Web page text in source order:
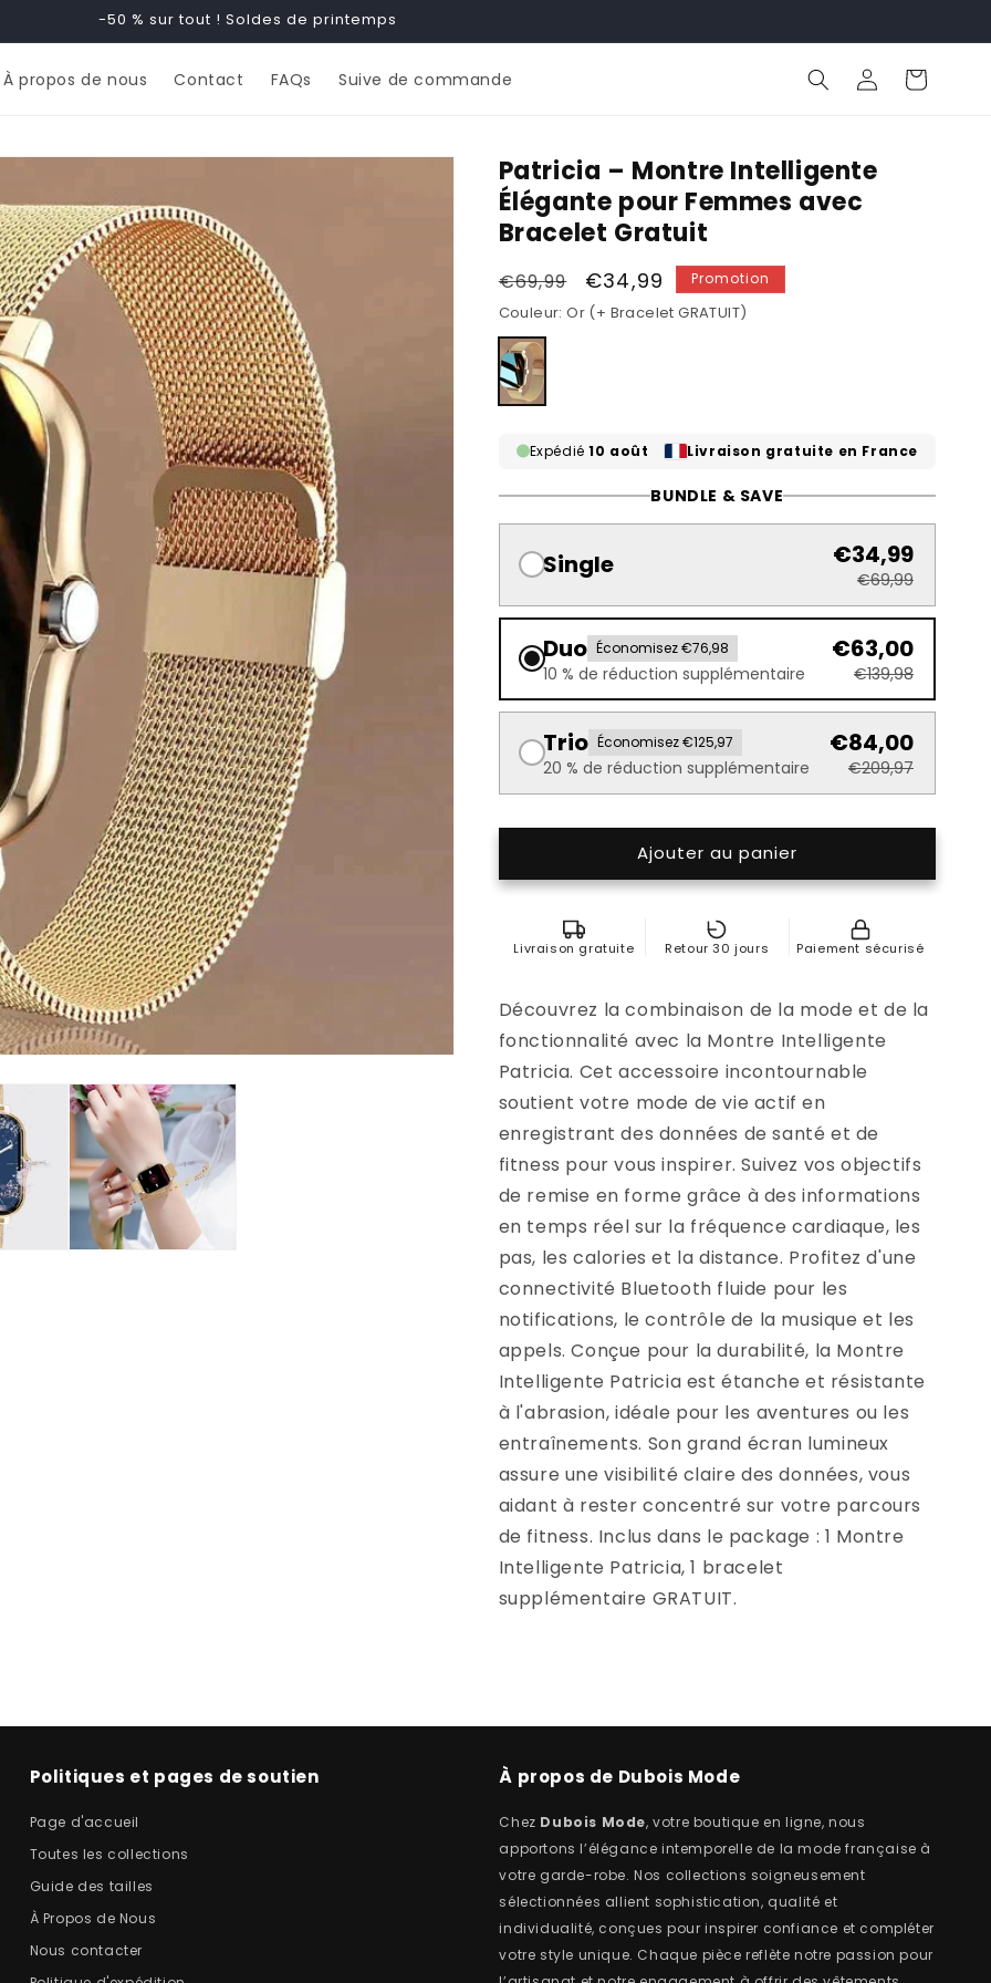
-50 % sur tout ! Soldes de printemps
À propos de nous Contact FAQs Suive de commande ConnexionPanier
Patricia – Montre Intelligente
Élégante pour Femmes avec
Bracelet Gratuit
Prix
habituel
€69,99
Prix
promotionnel
€34,99 Promotion
Couleur: Or (+ Bracelet GRATUIT)
Variante
épuisée
ou
indisponible
Expédié 10 août Livraison gratuite en France
BUNDLE & SAVE
Single €34,99
€69,99
Duo Économisez €76,98
10 % de réduction supplémentaire
€63,00
€139,98
Trio Économisez €125,97
20 % de réduction supplémentaire
€84,00
€209,97
Ajouter au panier
Livraison gratuite Retour 30 jours Paiement sécurisé
Découvrez la combinaison de la mode et de la
fonctionnalité avec la Montre Intelligente
Patricia. Cet accessoire incontournable
soutient votre mode de vie actif en
enregistrant des données de santé et de
fitness pour vous inspirer. Suivez vos objectifs
de remise en forme grâce à des informations
en temps réel sur la fréquence cardiaque, les
pas, les calories et la distance. Profitez d'une
connectivité Bluetooth fluide pour les
notifications, le contrôle de la musique et les
appels. Conçue pour la durabilité, la Montre
Intelligente Patricia est étanche et résistante
à l'abrasion, idéale pour les aventures ou les
entraînements. Son grand écran lumineux
assure une visibilité claire des données, vous
aidant à rester concentré sur votre parcours
de fitness. Inclus dans le package : 1 Montre
Intelligente Patricia, 1 bracelet
supplémentaire GRATUIT.
Politiques et pages de soutien
Page d'accueil
Toutes les collections
Guide des tailles
À Propos de Nous
Nous contacter
À propos de Dubois Mode
Chez Dubois Mode, votre boutique en ligne, nous
apportons l’élégance intemporelle de la mode française à
votre garde-robe. Nos collections soigneusement
sélectionnées allient sophistication, qualité et
individualité, conçues pour inspirer confiance et compléter
votre style unique. Chaque pièce reflète notre passion pour